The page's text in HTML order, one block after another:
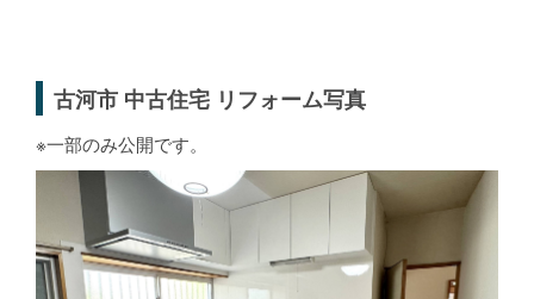
古河市 中古住宅 リフォーム写真
※一部のみ公開です。